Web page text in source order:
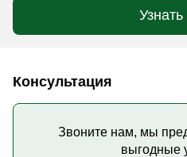
Консультация
Звоните нам, мы
выгодные